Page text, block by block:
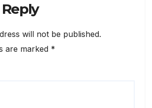
will not be published.
are marked *